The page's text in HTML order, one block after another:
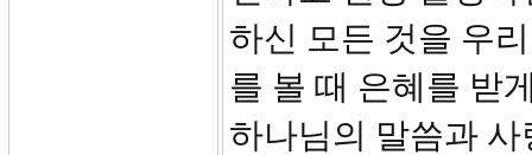
하신 모든 것을 우
를 볼 때 은혜를 받
하나님의 말씀과